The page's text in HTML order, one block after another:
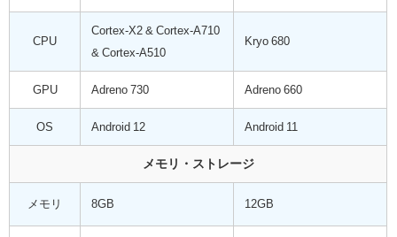
CPU
Cortex-X2 & Cortex-A710
& Cortex-A510
Kryo 680
GPU Adreno 730 Adreno 660
OS Android 12 Android 11
メモリ・ストレージ
メモリ 8GB 12GB